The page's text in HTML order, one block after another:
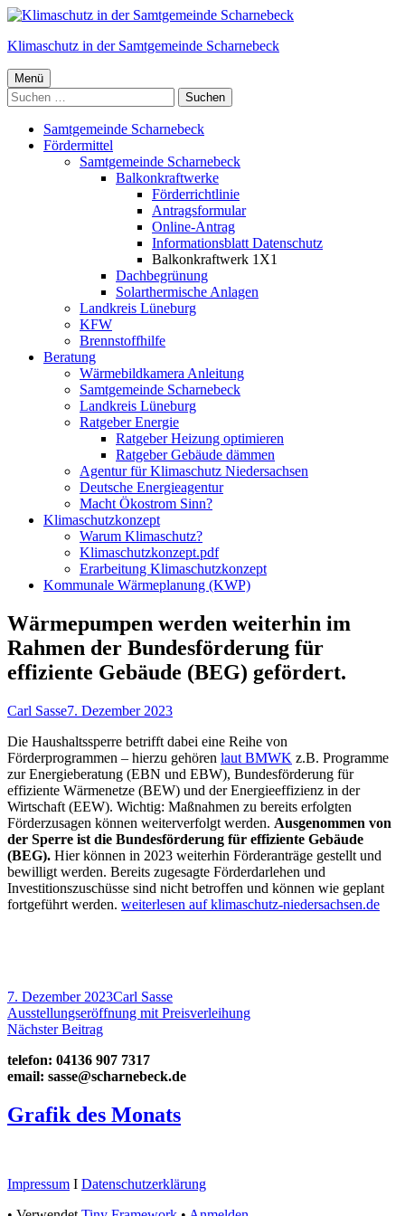
Springe
Inhalt
Klimaschutz in der Samtgemeinde Scharnebeck
Primäres
Menü
Menü
Samtgemeinde Scharnebeck
Fördermittel
Samtgemeinde Scharnebeck
Balkonkraftwerke
Förderrichtlinie
Antragsformular
Online-Antrag
Informationsblatt Datenschutz
Balkonkraftwerk 1X1
Dachbegrünung
Solarthermische Anlagen
Landkreis Lüneburg
KFW
Brennstoffhilfe
Beratung
Wärmebildkamera Anleitung
Samtgemeinde Scharnebeck
Landkreis Lüneburg
Ratgeber Energie
Ratgeber Heizung optimieren
Ratgeber Gebäude dämmen
Agentur für Klimaschutz Niedersachsen
Deutsche Energieagentur
Macht Ökostrom Sinn?
Klimaschutzkonzept
Warum Klimaschutz?
Klimaschutzkonzept.pdf
Erarbeitung Klimaschutzkonzept
Kommunale Wärmeplanung (KWP)
Wärmepumpen werden weiterhin im
Rahmen der Bundesförderung für
effiziente Gebäude (BEG) gefördert.
Autor
Carl SasseVeröffentlicht
7. Dezember 2023
Die Haushaltssperre betrifft dabei eine Reihe von
Förderprogrammen – hierzu gehören laut BMWK z.B. Programme
zur Energieberatung (EBN und EBW), Bundesförderung für
effiziente Wärmenetze (BEW) und der Energieeffizienz in der
Wirtschaft (EEW). Wichtig: Maßnahmen zu bereits erfolgten
Förderzusagen können weiterverfolgt werden. Ausgenommen von
der Sperre ist die Bundesförderung für effiziente Gebäude
(BEG). Hier können in 2023 weiterhin Förderanträge gestellt und
bewilligt werden. Bereits zugesagte Förderdarlehen und
Investitionszuschüsse sind nicht betroffen und können wie geplant
fortgeführt werden. weiterlesen auf klimaschutz-niedersachsen.de
Veröffentlicht
am
7. Dezember 2023Autor
Carl Sasse
Beitragsnavigation
Vorheriger
Beitrag:
Ausstellungseröffnung mit Preisverleihung
Nächster
Nächster Beitrag
Haupt-
Seitenleiste
telefon: 04136 907 7317
email: sasse@scharnebeck.de
Grafik des Monats
Footer
Inhalt
Impressum I Datenschutzerklärung